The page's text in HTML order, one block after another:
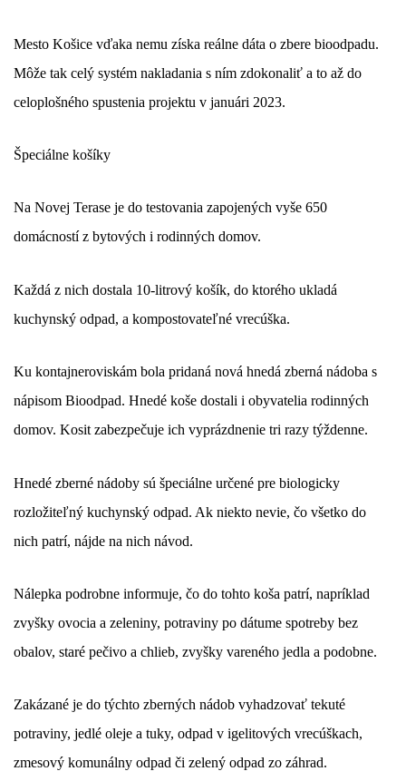
Mesto Košice vďaka nemu získa reálne dáta o zbere bioodpadu.
Môže tak celý systém nakladania s ním zdokonaliť a to až do
celoplošného spustenia projektu v januári 2023.
Špeciálne košíky
Na Novej Terase je do testovania zapojených vyše 650
domácností z bytových i rodinných domov.
Každá z nich dostala 10-litrový košík, do ktorého ukladá
kuchynský odpad, a kompostovateľné vrecúška.
Ku kontajneroviskám bola pridaná nová hnedá zberná nádoba s
nápisom Bioodpad. Hnedé koše dostali i obyvatelia rodinných
domov. Kosit zabezpečuje ich vyprázdnenie tri razy týždenne.
Hnedé zberné nádoby sú špeciálne určené pre biologicky
rozložiteľný kuchynský odpad. Ak niekto nevie, čo všetko do
nich patrí, nájde na nich návod.
Nálepka podrobne informuje, čo do tohto koša patrí, napríklad
zvyšky ovocia a zeleniny, potraviny po dátume spotreby bez
obalov, staré pečivo a chlieb, zvyšky vareného jedla a podobne.
Zakázané je do týchto zberných nádob vyhadzovať tekuté
potraviny, jedlé oleje a tuky, odpad v igelitových vrecúškach,
zmesový komunálny odpad či zelený odpad zo záhrad.